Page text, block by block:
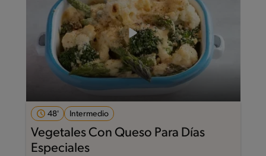
48' Intermedio
Vegetales Con Queso Para Días
Especiales